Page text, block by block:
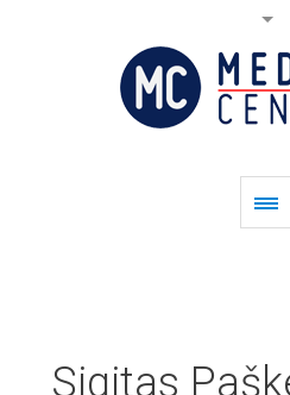
Sigitas